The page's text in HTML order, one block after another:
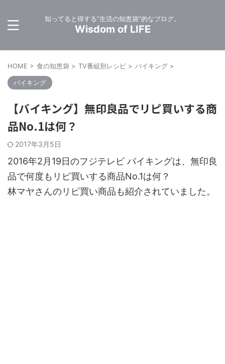
知ってると得する”生活の知恵袋”的なブログ。
Wisdom of LIFE
HOME > 食の知恵袋 > TV番組別レシピ > バイキング >
バイキング
【バイキング】無印良品でリピ買いする商
品No.1は何？
2017年3月5日
2016年2月19日のフジテレビ バイキングは、無印良
品で何度もリピ買いする商品No.1は何？
林マヤさんのリピ買い商品も紹介されていました。